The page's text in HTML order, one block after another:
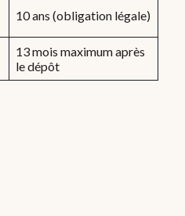
10 ans (obligation légale)
13 mois maximum après
le dépôt